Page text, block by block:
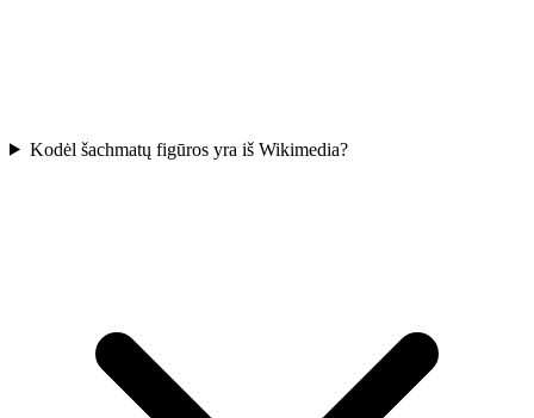
Kodėl šachmatų figūros yra iš Wikimedia?